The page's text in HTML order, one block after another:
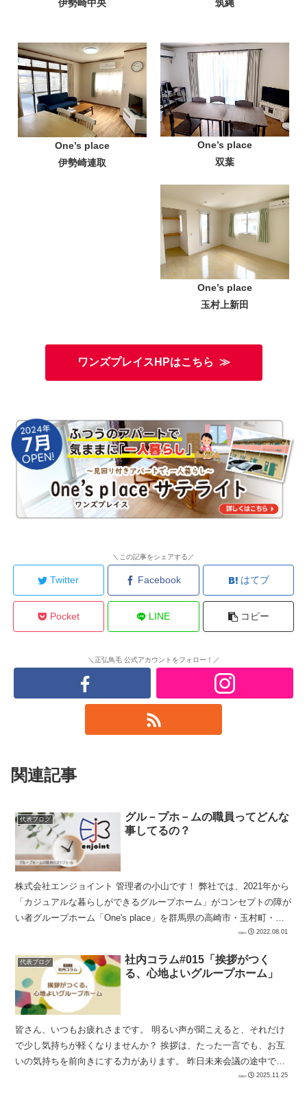
伊勢崎中央
筑縄
One’s place
伊勢崎連取
One’s place
双葉
One’s place
玉村上新田
ワンズプレイスHPはこちら ≫
＼この記事をシェアする／
Twitter Facebook はてブ
Pocket LINE コピー
＼正弘鳥毛 公式アカウントをフォロー！／
関連記事
代表ブログ
グル－プホ－ムの職員ってどんな
事してるの？
株式会社エンジョイント 管理者の小山です！ 弊社では、2021年から
「カジュアルな暮らしができるグループホーム」がコンセプトの障が
い者グループホーム「One's place」を群馬県の高崎市・玉村町・伊
2022.08.01
代表ブログ
社内コラム#015「挨拶がつく
る、心地よいグループホーム」
皆さん、いつもお疲れさまです。 明るい声が聞こえると、それだけ
で少し気持ちが軽くなりませんか？ 挨拶は、たった一言でも、お互
いの気持ちを前向きにする力があります。 昨日未来会議の途中で入
2025.11.25